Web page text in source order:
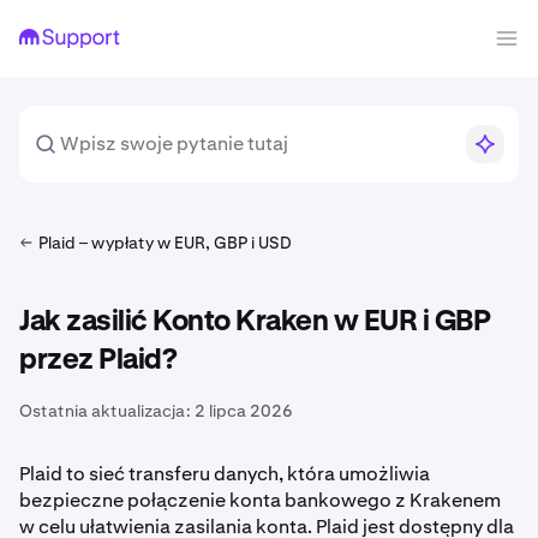
Plaid – wypłaty w EUR, GBP i USD
Jak zasilić Konto Kraken w EUR i GBP
przez Plaid?
Ostatnia aktualizacja: 2 lipca 2026
Plaid to sieć transferu danych, która umożliwia
bezpieczne połączenie konta bankowego z Krakenem
w celu ułatwienia zasilania konta. Plaid jest dostępny dla